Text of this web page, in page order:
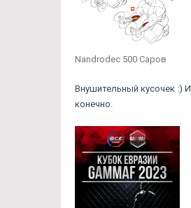
Nandrodec 500 Саров
Внушительный кусочек :) И,
конечно.